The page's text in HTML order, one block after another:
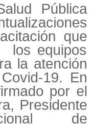
Pública
que
equipos
la atención
19. En
por el
Presidente
de